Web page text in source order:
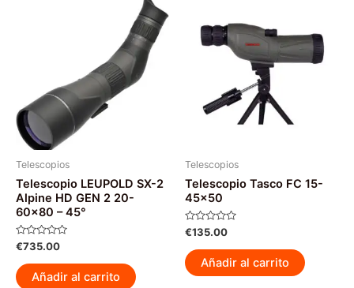
Telescopios
Telescopio LEUPOLD SX-2
Alpine HD GEN 2 20-
60×80 – 45°
Valorado
con
de
5
€735.00
Añadir al carrito
Telescopios
Telescopio Tasco FC 15-
45×50
Valorado
con
de
5
€135.00
Añadir al carrito